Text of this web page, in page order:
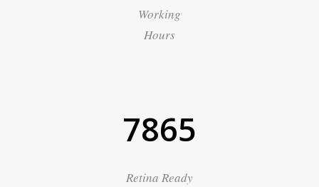
Working
Hours
7865
Retina Ready